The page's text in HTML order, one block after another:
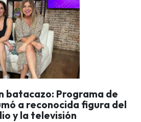
batacazo: Programa de
a reconocida figura del
y la televisión